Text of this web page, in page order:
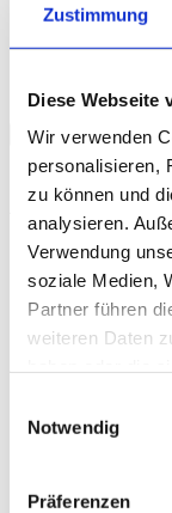
Zustimmung
Diese Webseite
Wir verwenden
personalisieren,
zu können und
analysieren.
Verwendung
soziale Medien,
Partner führen
weiteren Daten
Notwendig
Präferenzen
Look of Love
Kontakt
After
Startseite >
After Wedding